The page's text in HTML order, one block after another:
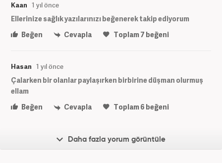
Kaan 1 yıl önce
Ellerinize sağlık yazılarınızı beğenerek takip ediyorum
Beğen
Cevapla Toplam7 beğeni
Hasan 1 yıl önce
Çalarken bir olanlar paylaşırken birbirine düşman olurmuş
ellam
Beğen
Cevapla Toplam6 beğeni
Daha fazla yorum görüntüle